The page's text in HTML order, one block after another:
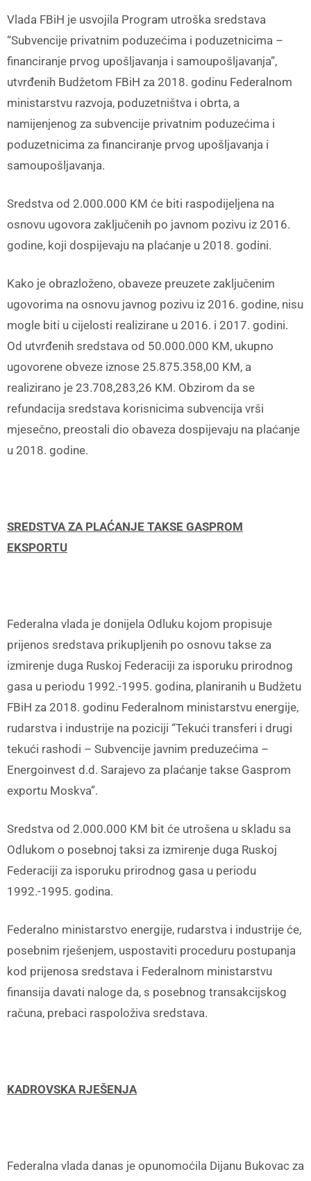
Vlada FBiH je usvojila Program utroška sredstava
“Subvencije privatnim poduzećima i poduzetnicima –
financiranje prvog upošljavanja i samoupošljavanja”,
utvrđenih Budžetom FBiH za 2018. godinu Federalnom
ministarstvu razvoja, poduzetništva i obrta, a
namijenjenog za subvencije privatnim poduzećima i
poduzetnicima za financiranje prvog upošljavanja i
samoupošljavanja.
Sredstva od 2.000.000 KM će biti raspodijeljena na
osnovu ugovora zaključenih po javnom pozivu iz 2016.
godine, koji dospijevaju na plaćanje u 2018. godini.
Kako je obrazloženo, obaveze preuzete zaključenim
ugovorima na osnovu javnog pozivu iz 2016. godine, nisu
mogle biti u cijelosti realizirane u 2016. i 2017. godini.
Od utvrđenih sredstava od 50.000.000 KM, ukupno
ugovorene obveze iznose 25.875.358,00 KM, a
realizirano je 23.708,283,26 KM. Obzirom da se
refundacija sredstava korisnicima subvencija vrši
mjesečno, preostali dio obaveza dospijevaju na plaćanje
u 2018. godine.
SREDSTVA ZA PLAĆANJE TAKSE GASPROM
EKSPORTU
Federalna vlada je donijela Odluku kojom propisuje
prijenos sredstava prikupljenih po osnovu takse za
izmirenje duga Ruskoj Federaciji za isporuku prirodnog
gasa u periodu 1992.-1995. godina, planiranih u Budžetu
FBiH za 2018. godinu Federalnom ministarstvu energije,
rudarstva i industrije na poziciji “Tekući transferi i drugi
tekući rashodi – Subvencije javnim preduzećima –
Energoinvest d.d. Sarajevo za plaćanje takse Gasprom
exportu Moskva”.
Sredstva od 2.000.000 KM bit će utrošena u skladu sa
Odlukom o posebnoj taksi za izmirenje duga Ruskoj
Federaciji za isporuku prirodnog gasa u periodu
1992.-1995. godina.
Federalno ministarstvo energije, rudarstva i industrije će,
posebnim rješenjem, uspostaviti proceduru postupanja
kod prijenosa sredstava i Federalnom ministarstvu
finansija davati naloge da, s posebnog transakcijskog
računa, prebaci raspoloživa sredstava.
KADROVSKA RJEŠENJA
Federalna vlada danas je opunomoćila Dijanu Bukovac za